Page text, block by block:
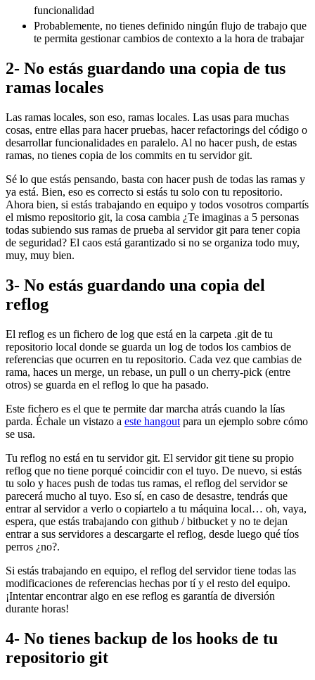
funcionalidad
Probablemente, no tienes definido ningún flujo de trabajo que
te permita gestionar cambios de contexto a la hora de trabajar
2- No estás guardando una copia de tus
ramas locales
Las ramas locales, son eso, ramas locales. Las usas para muchas
cosas, entre ellas para hacer pruebas, hacer refactorings del código o
desarrollar funcionalidades en paralelo. Al no hacer push, de estas
ramas, no tienes copia de los commits en tu servidor git.
Sé lo que estás pensando, basta con hacer push de todas las ramas y
ya está. Bien, eso es correcto si estás tu solo con tu repositorio.
Ahora bien, si estás trabajando en equipo y todos vosotros compartís
el mismo repositorio git, la cosa cambia ¿Te imaginas a 5 personas
todas subiendo sus ramas de prueba al servidor git para tener copia
de seguridad? El caos está garantizado si no se organiza todo muy,
muy, muy bien.
3- No estás guardando una copia del
reflog
El reflog es un fichero de log que está en la carpeta .git de tu
repositorio local donde se guarda un log de todos los cambios de
referencias que ocurren en tu repositorio. Cada vez que cambias de
rama, haces un merge, un rebase, un pull o un cherry-pick (entre
otros) se guarda en el reflog lo que ha pasado.
Este fichero es el que te permite dar marcha atrás cuando la lías
parda. Échale un vistazo a este hangout para un ejemplo sobre cómo
se usa.
Tu reflog no está en tu servidor git. El servidor git tiene su propio
reflog que no tiene porqué coincidir con el tuyo. De nuevo, si estás
tu solo y haces push de todas tus ramas, el reflog del servidor se
parecerá mucho al tuyo. Eso sí, en caso de desastre, tendrás que
entrar al servidor a verlo o copiartelo a tu máquina local… oh, vaya,
espera, que estás trabajando con github / bitbucket y no te dejan
entrar a sus servidores a descargarte el reflog, desde luego qué tíos
perros ¿no?.
Si estás trabajando en equipo, el reflog del servidor tiene todas las
modificaciones de referencias hechas por tí y el resto del equipo.
¡Intentar encontrar algo en ese reflog es garantía de diversión
durante horas!
4- No tienes backup de los hooks de tu
repositorio git